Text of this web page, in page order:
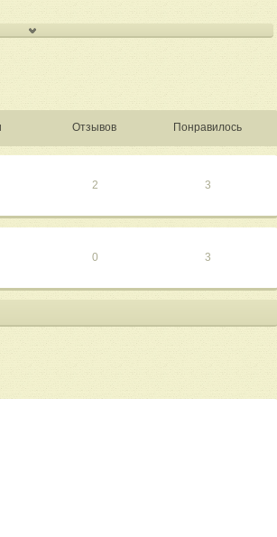
на тему любви. Где-то взаимной, где-то
на любовной лирике и также пишу стихи в
лирика, акростихи, поэмы, стихи для
поэтессой Еленой "Alinessa" Раимовой.
ridero.ru/books/kollegiya_poetov_i_prozaikov_7/
Отзывов Понравилось
2 3
0 3